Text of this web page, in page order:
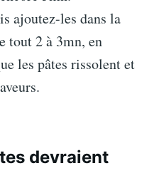
ajoutez-les dans la
tout 2 à 3mn, en
les pâtes rissolent et
devraient